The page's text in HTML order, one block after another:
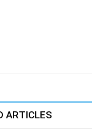
ARTICLES